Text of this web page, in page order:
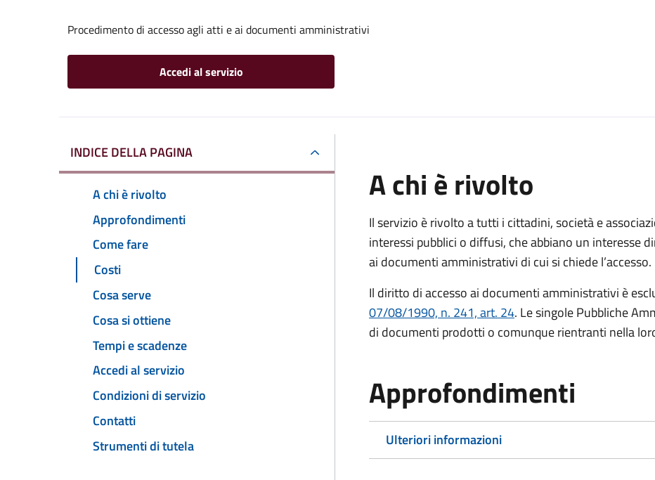
Procedimento di accesso agli atti e ai documenti amministrativi
Accedi al servizio
INDICE DELLA PAGINA
A chi è rivolto
Approfondimenti
Come fare
Costi
Cosa serve
Cosa si ottiene
Tempi e scadenze
Accedi al servizio
Condizioni di servizio
Contatti
Strumenti di tutela
A chi è rivolto
Il servizio è rivolto a tutti i cittadini, società e
interessi pubblici o diffusi, che abbiano un interesse
ai documenti amministrativi di cui si chiede l’accesso.
Il diritto di accesso ai documenti amministrativi è
07/08/1990, n. 241, art. 24. Le singole Pubbliche
di documenti prodotti o comunque rientranti nella
Approfondimenti
Ulteriori informazioni